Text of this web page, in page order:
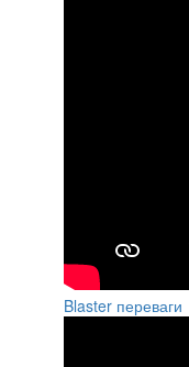
Blaster переваги